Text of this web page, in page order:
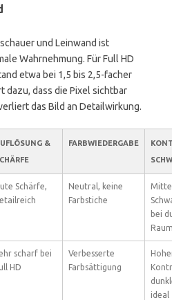
und Leinwand ist
Wahrnehmung. Für Full HD
etwa bei 1,5 bis 2,5-facher
dazu, dass die Pixel sichtbar
das Bild an Detailwirkung.
&
FARBWIEDERGABE
Schärfe,
Neutral, keine
Farbstiche
bei
scharf bei
HD
Verbesserte
Farbsättigung
ideal